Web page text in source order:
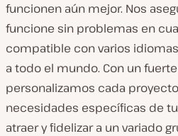
funcionen aún mejor. Nos
funcione sin problemas en
compatible con varios
a todo el mundo. Con un fuerte
personalizamos cada
necesidades específicas de
atraer y fidelizar a un variado